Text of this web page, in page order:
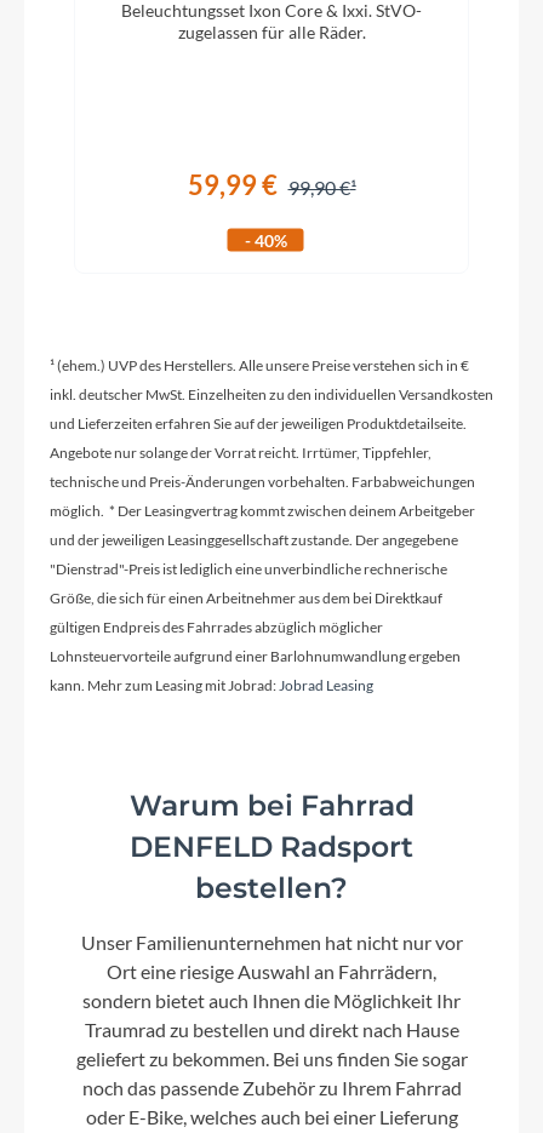
Griffe
prologo Proxim Enduro
Schaltwerk
Rahmenmaterial
Kurbelgarnitur
Bulls 170 mm
Kassette
Shimano Deore, CS-M6100 10-51T
Farbe
UD Carbon - light grey
Dämpfer
SR Suntour Edge Plus 2CR
Motor
Bosch Performance Line SX 25/55Nm
Beleuchtungsset Ixon Core & Ixxi. StVO-
zugelassen für alle Räder.
59,99 € 99,90 €
- 40%
¹ (ehem.) UVP des Herstellers. Alle unsere Preise verstehen sich in €
inkl. deutscher MwSt. Einzelheiten zu den individuellen Versandkosten
und Lieferzeiten erfahren Sie auf der jeweiligen Produktdetailseite.
Angebote nur solange der Vorrat reicht. Irrtümer, Tippfehler,
technische und Preis-Änderungen vorbehalten. Farbabweichungen
möglich. * Der Leasingvertrag kommt zwischen deinem Arbeitgeber
und der jeweiligen Leasinggesellschaft zustande. Der angegebene
"Dienstrad"-Preis ist lediglich eine unverbindliche rechnerische
Größe, die sich für einen Arbeitnehmer aus dem bei Direktkauf
gültigen Endpreis des Fahrrades abzüglich möglicher
Lohnsteuervorteile aufgrund einer Barlohnumwandlung ergeben
kann. Mehr zum Leasing mit Jobrad:Jobrad Leasing
Warum bei Fahrrad
DENFELD Radsport
bestellen?
Unser Familienunternehmen hat nicht nur vor
Ort eine riesige Auswahl an Fahrrädern,
sondern bietet auch Ihnen die Möglichkeit Ihr
Traumrad zu bestellen und direkt nach Hause
geliefert zu bekommen. Bei uns finden Sie sogar
noch das passende Zubehör zu Ihrem Fahrrad
oder E-Bike, welches auch bei einer Lieferung